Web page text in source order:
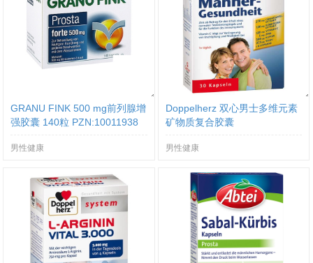
GRANU FINK 500 mg前列腺增
强胶囊 140粒 PZN:10011938
男性健康
Doppelherz 双心男士多维元素
矿物质复合胶囊
男性健康